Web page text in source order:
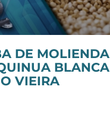
DE MOLIENDA
BLANCA
VIEIRA